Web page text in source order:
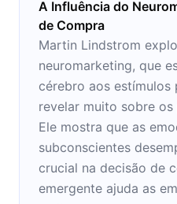
A Influência do
de Compra
Martin Lindstrom
neuromarketing, que
cérebro aos
revelar muito sobre
Ele mostra que as
subconscientes
crucial na decisão de
emergente ajuda as